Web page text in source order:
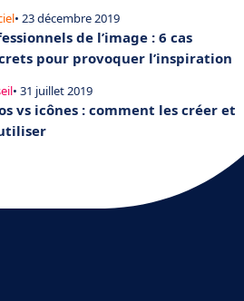
• 23 décembre 2019
de l’image : 6 cas
pour provoquer l’inspiration
• 31 juillet 2019
vs icônes : comment les créer et